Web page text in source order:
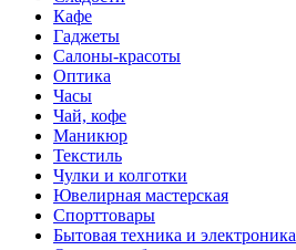
Кафе
Гаджеты
Салоны-красоты
Оптика
Часы
Чай, кофе
Маникюр
Текстиль
Чулки и колготки
Ювелирная мастерская
Спорттовары
Бытовая техника и электроника